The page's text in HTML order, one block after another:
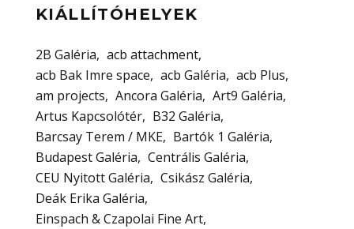
KIÁLLÍTÓHELYEK
2B Galéria
acb attachment
acb Bak Imre space
acb Galéria
acb Plus
am projects
Ancora Galéria
Art9 Galéria
Artus Kapcsolótér
B32 Galéria
Barcsay Terem / MKE
Bartók 1 Galéria
Budapest Galéria
Centrális Galéria
CEU Nyitott Galéria
Csikász Galéria
Deák Erika Galéria
Einspach & Czapolai Fine Art